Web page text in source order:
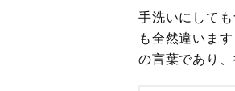
手洗いにして
も全然違いま
の言葉であり、